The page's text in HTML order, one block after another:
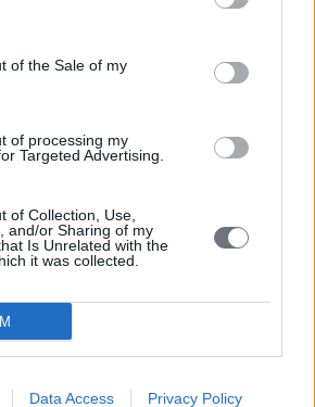
of the Sale of my
of processing my
Targeted Advertising.
of Collection, Use,
and/or Sharing of my
Is Unrelated with the
it was collected.
Data Access Privacy Policy